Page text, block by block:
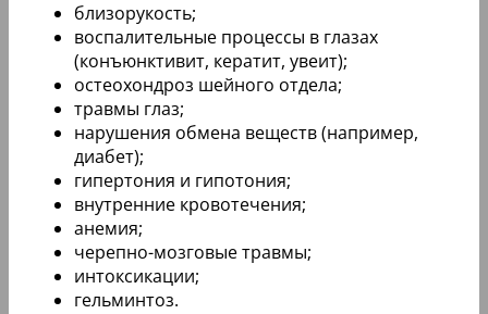
близорукость;
воспалительные процессы в глазах
(конъюнктивит, кератит, увеит);
остеохондроз шейного отдела;
травмы глаз;
нарушения обмена веществ (например,
диабет);
гипертония и гипотония;
внутренние кровотечения;
анемия;
черепно-мозговые травмы;
интоксикации;
гельминтоз.